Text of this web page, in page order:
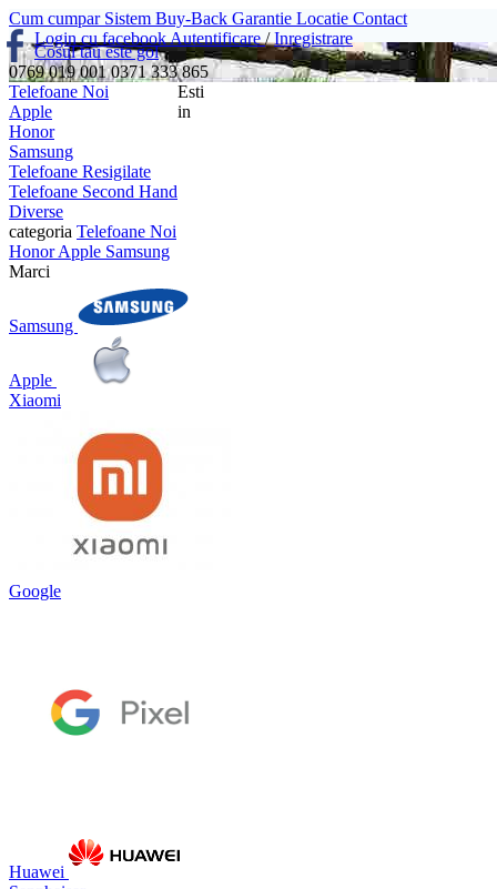
Cum cumpar Sistem Buy-Back Garantie Locatie Contact
Login cu facebookAutentificare /Inregistrare
Cosul tau este gol
0769 019 001 0371 333 865
Telefoane Noi
Apple
Honor
Samsung
Telefoane Resigilate
Telefoane Second Hand
Diverse
Esti
in
categoria Telefoane Noi
HonorApple Samsung
Marci
Samsung
Apple
Xiaomi
Google
Huawei